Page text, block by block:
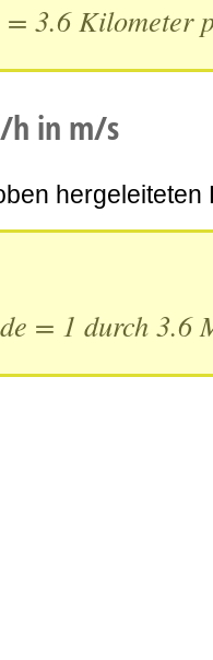
3.6 Kilometer
h in m/s
hergeleiteten
= 1 durch 3.6